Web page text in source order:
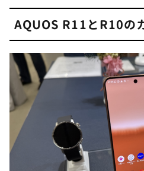
AQUOS R11とR10の